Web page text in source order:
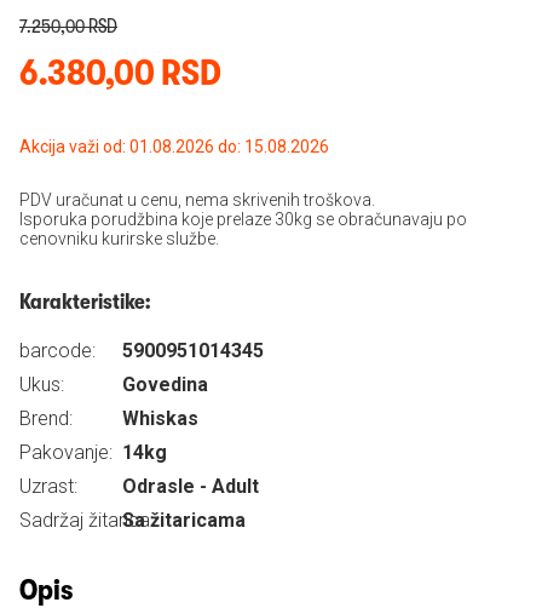
6.380,00 RSD
7.250,00 RSD
Akcija važi od: 01.08.2026 do: 15.08.2026
PDV uračunat u cenu, nema skrivenih troškova.
Isporuka porudžbina koje prelaze 30kg se obračunavaju po
cenovniku kurirske službe.
Karakteristike:
barcode:
5900951014345
Ukus:
Govedina
Brend:
Whiskas
Pakovanje: 14kg
Uzrast:
Odrasle - Adult
Sadržaj žitarica:Sa žitaricama
Opis